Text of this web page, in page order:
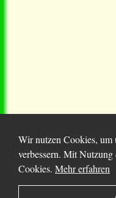
© 2025
Wir nutzen Cookies, um
verbessern. Mit Nutzung
Cookies. Mehr erfahren